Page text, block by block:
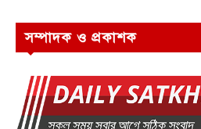
সম্পাদক ও প্রকাশক